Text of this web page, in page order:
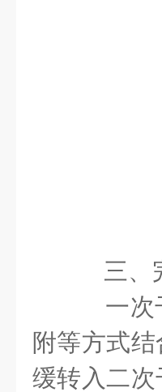
三、
一次
附等方式
缓转入二